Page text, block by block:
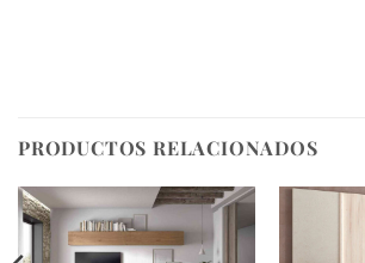
PRODUCTOS RELACIONADOS